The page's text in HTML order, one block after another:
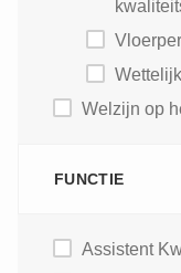
Welzijn op
FUNCTIE
Assistent